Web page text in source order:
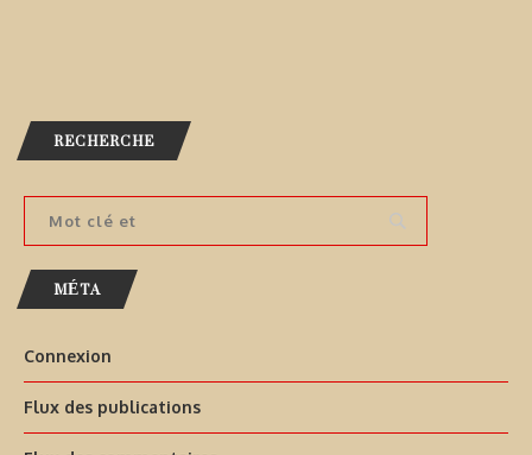
RECHERCHE
MÉTA
Connexion
Flux des publications